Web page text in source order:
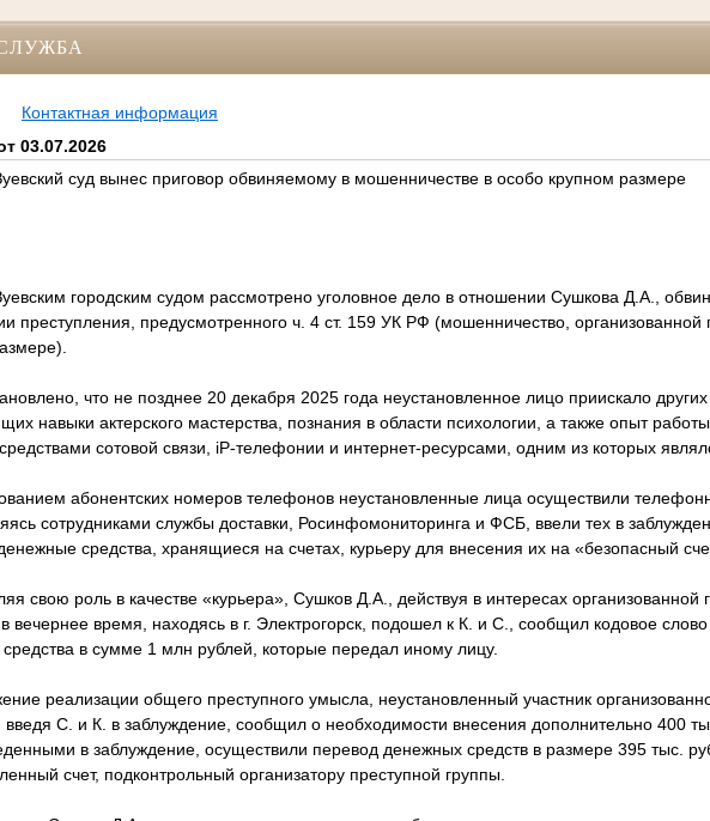
Контактная информация
03.07.2026
суд вынес приговор обвиняемому в мошенничестве в особо крупном размере
городским судом рассмотрено уголовное дело в отношении Сушкова Д.А.,
преступления, предусмотренного ч. 4 ст. 159 УК РФ (мошенничество, организованной
что не позднее 20 декабря 2025 года неустановленное лицо приискало
навыки актерского мастерства, познания в области психологии, а также опыт
сотовой связи, iP-телефонии и интернет-ресурсами, одним из которых
абонентских номеров телефонов неустановленные лица осуществили
сотрудниками службы доставки, Росинфомониторинга и ФСБ, ввели тех в
средства, хранящиеся на счетах, курьеру для внесения их на «безопасный
свою роль в качестве «курьера», Сушков Д.А., действуя в интересах организованной
вечернее время, находясь в г. Электрогорск, подошел к К. и С., сообщил кодовое
в сумме 1 млн рублей, которые передал иному лицу.
реализации общего преступного умысла, неустановленный участник
введя С. и К. в заблуждение, сообщил о необходимости внесения дополнительно 400
в заблуждение, осуществили перевод денежных средств в размере 395 тыс.
счет, подконтрольный организатору преступной группы.